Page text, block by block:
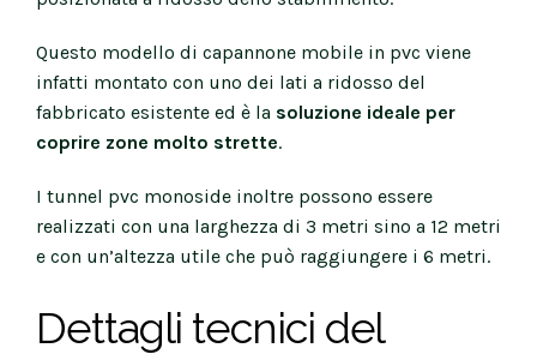
Questo modello di capannone mobile in pvc viene
infatti montato con uno dei lati a ridosso del
fabbricato esistente ed è la soluzione ideale per
coprire zone molto strette.
I tunnel pvc monoside inoltre possono essere
realizzati con una larghezza di 3 metri sino a 12 metri
e con un’altezza utile che può raggiungere i 6 metri.
Dettagli tecnici del